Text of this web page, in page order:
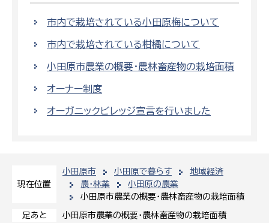
現在位置
小田原市 小田原で暮らす
地域経済
農・林業
小田原の農業
小田原市農業の概要・農林畜産物の栽培面積
足あと 小田原市農業の概要・農林畜産物の栽培面積
市内で栽培されている小田原梅について
市内で栽培されている柑橘について
小田原市農業の概要・農林畜産物の栽培面積
オーナー制度
オーガニックビレッジ宣言を行いました